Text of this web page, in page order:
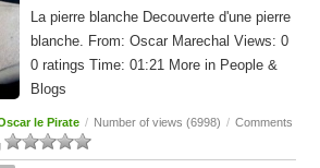
La pierre blanche Decouverte d'une pierre
blanche. From: Oscar Marechal Views: 0
0 ratings Time: 01:21 More in People &
Blogs
le Pirate / Number of views (6998) / Comments